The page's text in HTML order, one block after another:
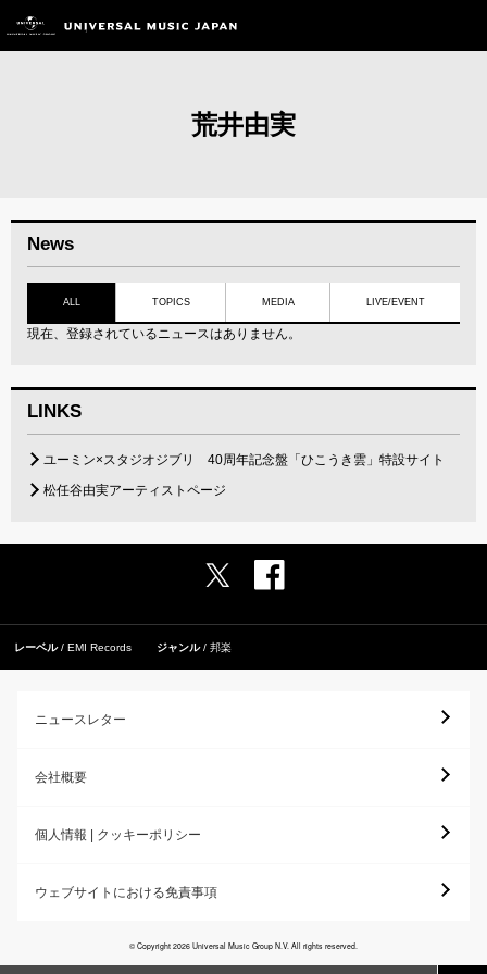
荒井由実
News
ALL TOPICS MEDIA LIVE/EVENT
現在、登録されているニュースはありません。
LINKS
ユーミン×スタジオジブリ 40周年記念盤「ひこうき雲」特設サイト
松任谷由実アーティストページ
レーベル EMI Records ジャンル 邦楽
ニュースレター
会社概要
個人情報 | クッキーポリシー
ウェブサイトにおける免責事項
© Copyright 2026 Universal Music Group N.V. All rights reserved.